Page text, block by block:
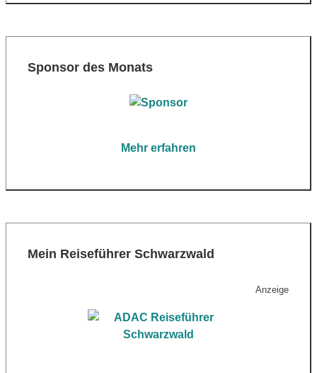
Sponsor des Monats
Mehr erfahren
Mein Reiseführer Schwarzwald
Anzeige